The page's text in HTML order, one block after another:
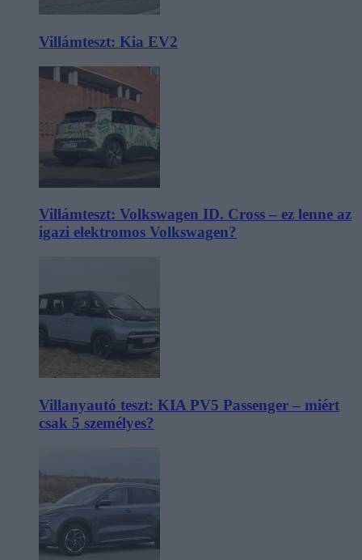
Villámteszt: Kia EV2
Villámteszt: Volkswagen ID. Cross – ez lenne az
igazi elektromos Volkswagen?
Villanyautó teszt: KIA PV5 Passenger – miért
csak 5 személyes?